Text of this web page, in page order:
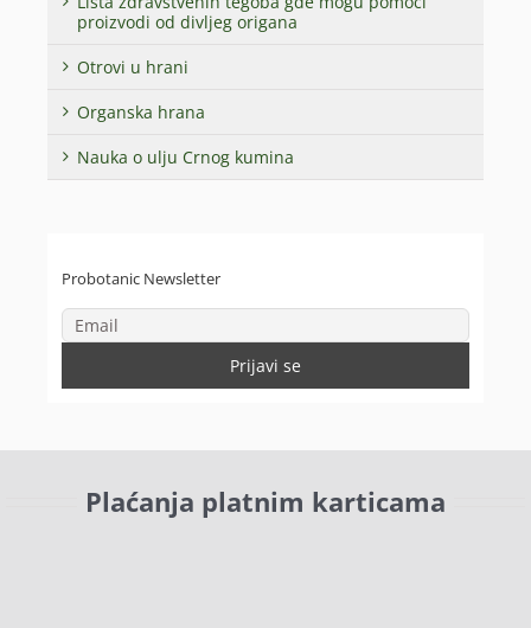
proizvodi od divljeg origana
Otrovi u hrani
Organska hrana
Nauka o ulju Crnog kumina
Probotanic Newsletter
Plaćanja platnim karticama